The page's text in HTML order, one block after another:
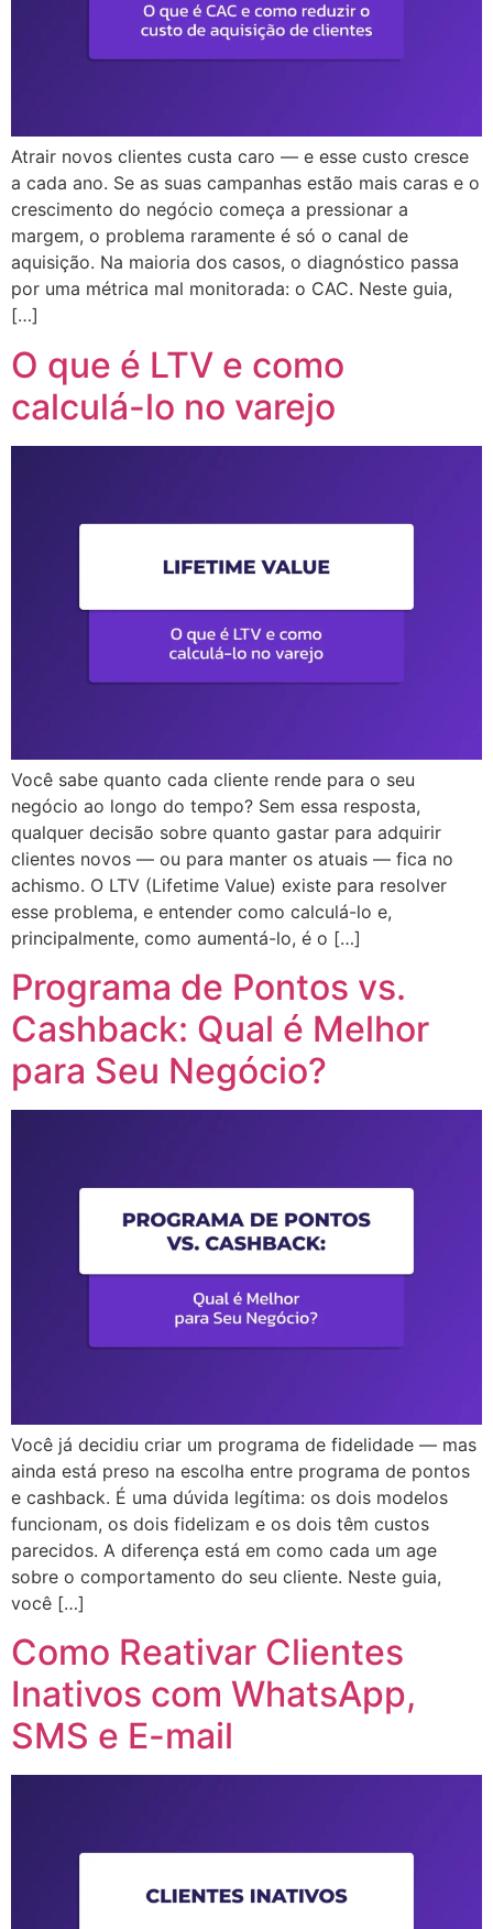
Atrair novos clientes custa caro — e esse custo cresce
a cada ano. Se as suas campanhas estão mais caras e o
crescimento do negócio começa a pressionar a
margem, o problema raramente é só o canal de
aquisição. Na maioria dos casos, o diagnóstico passa
por uma métrica mal monitorada: o CAC. Neste guia,
[…]
O que é LTV e como
calculá-lo no varejo
Você sabe quanto cada cliente rende para o seu
negócio ao longo do tempo? Sem essa resposta,
qualquer decisão sobre quanto gastar para adquirir
clientes novos — ou para manter os atuais — fica no
achismo. O LTV (Lifetime Value) existe para resolver
esse problema, e entender como calculá-lo e,
principalmente, como aumentá-lo, é o […]
Programa de Pontos vs.
Cashback: Qual é Melhor
para Seu Negócio?
Você já decidiu criar um programa de fidelidade — mas
ainda está preso na escolha entre programa de pontos
e cashback. É uma dúvida legítima: os dois modelos
funcionam, os dois fidelizam e os dois têm custos
parecidos. A diferença está em como cada um age
sobre o comportamento do seu cliente. Neste guia,
você […]
Como Reativar Clientes
Inativos com WhatsApp,
SMS e E-mail